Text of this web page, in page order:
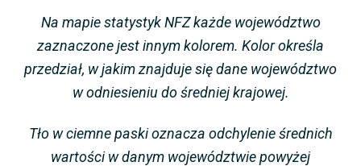
Na mapie statystyk NFZ każde województwo
zaznaczone jest innym kolorem. Kolor określa
przedział, w jakim znajduje się dane województwo
w odniesieniu do średniej krajowej.
Tło w ciemne paski oznacza odchylenie średnich
wartości w danym województwie powyżej